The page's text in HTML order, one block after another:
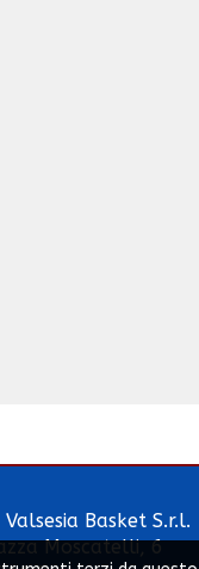
Valsesia Basket S.r.l.
Moscatelli, 6